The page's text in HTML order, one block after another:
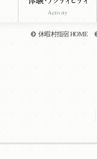
休暇村指宿 HOME